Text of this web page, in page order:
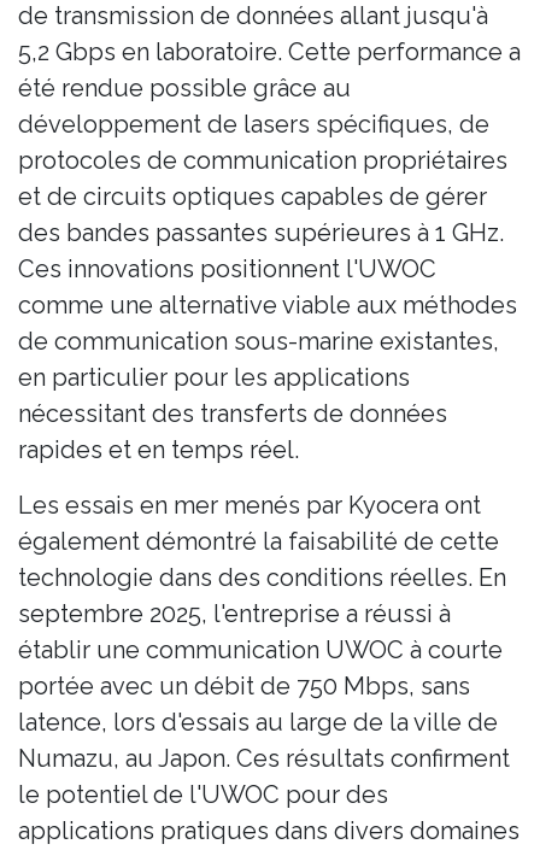
de transmission de données allant jusqu'à
5,2 Gbps en laboratoire. Cette performance a
été rendue possible grâce au
développement de lasers spécifiques, de
protocoles de communication propriétaires
et de circuits optiques capables de gérer
des bandes passantes supérieures à 1 GHz.
Ces innovations positionnent l'UWOC
comme une alternative viable aux méthodes
de communication sous-marine existantes,
en particulier pour les applications
nécessitant des transferts de données
rapides et en temps réel.
Les essais en mer menés par Kyocera ont
également démontré la faisabilité de cette
technologie dans des conditions réelles. En
septembre 2025, l'entreprise a réussi à
établir une communication UWOC à courte
portée avec un débit de 750 Mbps, sans
latence, lors d'essais au large de la ville de
Numazu, au Japon. Ces résultats confirment
le potentiel de l'UWOC pour des
applications pratiques dans divers domaines